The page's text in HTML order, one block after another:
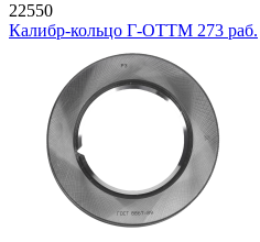
22550
Калибр-кольцо Г-ОТТМ 273 раб.